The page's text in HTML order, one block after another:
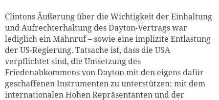
Clintons Äußerung über die Wichtigkeit der Einhaltung
und Aufrechterhaltung des Dayton-Vertrags war
lediglich ein Mahnruf – sowie eine implizite Entlastung
der US-Regierung. Tatsache ist, dass die USA
verpflichtet sind, die Umsetzung des
Friedenabkommens von Dayton mit den eigens dafür
geschaffenen Instrumenten zu unterstützen: mit dem
internationalen Hohen Repräsentanten und der
weiter lesen Zum Warenkorb